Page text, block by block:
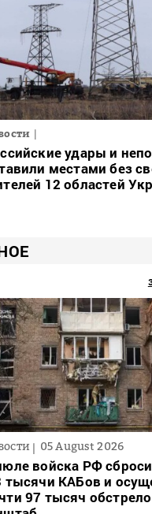
удары и
местами без
12 областей
05 August 2026
войска РФ
тысячи КАБов и
97 тысяч